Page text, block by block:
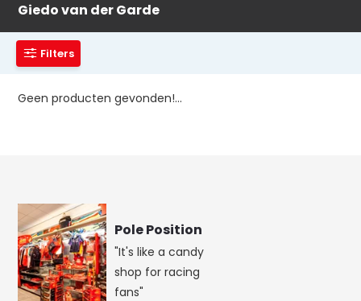
Giedo van der Garde
Filters
Geen producten gevonden!...
Pole Position
"It's like a candy
shop for racing
fans"